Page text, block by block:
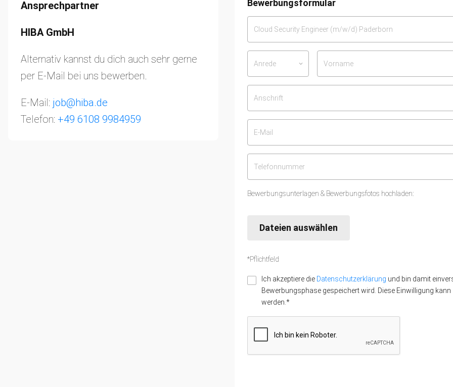
Ansprechpartner
HIBA GmbH
Alternativ kannst du dich auch sehr gerne
per E-Mail bei uns bewerben.
E-Mail: job@hiba.de
Telefon: +49 6108 9984959
Bewerbungsformular
Anrede keyboard_arrow_down
Bewerbungsunterlagen & Bewerbungsfotos hochladen:
Dateien auswählen
*Pflichtfeld
Ich akzeptiere die Datenschutzerklärung und bin damit
Bewerbungsphase gespeichert wird. Diese Einwilligung
werden.*